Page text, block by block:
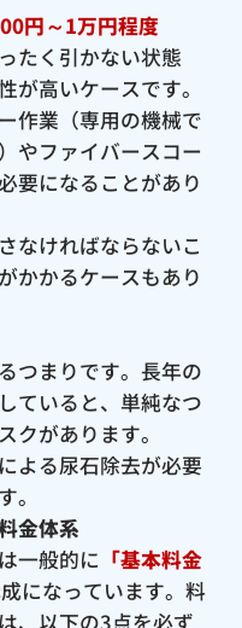
円～1万円程度
たく引かない状態
が高いケースです。
作業（専用の機械で
やファイバースコー
要になることがあり
なければならないこ
かかるケースもあり
つまりです。長年の
ていると、単純なつ
クがあります。
よる尿石除去が必要
。
金体系
一般的に 「基本料金
になっています。料
、以下の3点を必ず